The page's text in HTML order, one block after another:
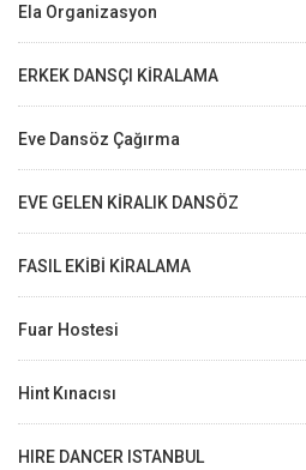
Ela Organizasyon
ERKEK DANSÇI KİRALAMA
Eve Dansöz Çağırma
EVE GELEN KİRALIK DANSÖZ
FASIL EKİBİ KİRALAMA
Fuar Hostesi
Hint Kınacısı
HIRE DANCER ISTANBUL